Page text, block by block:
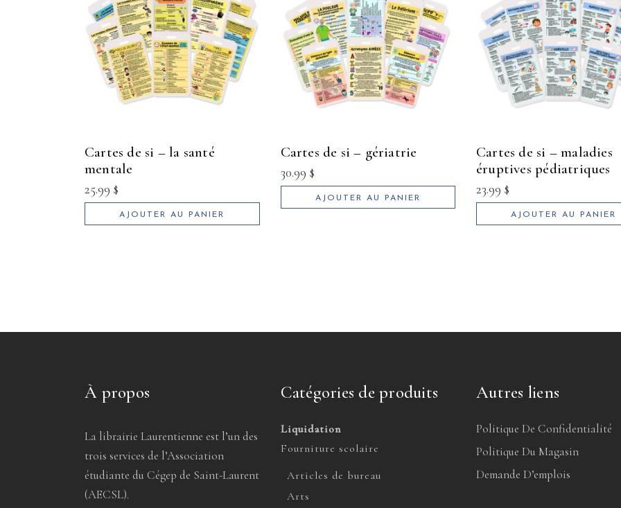
cartes de si – la santé
mentale
25.99 $
AJOUTER AU PANIER
cartes de si – gériatrie
30.99 $
AJOUTER AU PANIER
cartes de si – maladies
éruptives pédiatriques
23.99 $
AJOUTER AU PANIER
À propos
La librairie Laurentienne est l’un des
trois services de l’Association
étudiante du Cégep de Saint-Laurent
(AECSL).
Catégories de produits
Liquidation
Fourniture scolaire
Articles de bureau
Arts
Autres liens
Politique De Confidentialité
Politique Du Magasin
Demande D’emplois